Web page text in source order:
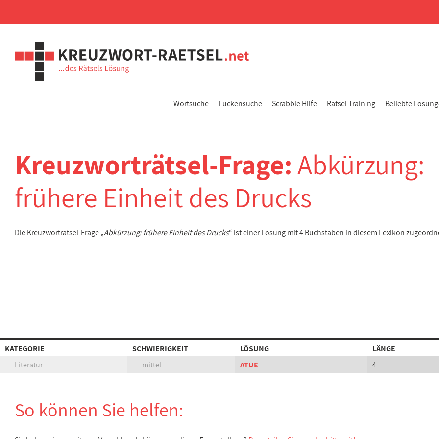
Wortsuche Lückensuche Scrabble Hilfe Rätsel Training Beliebte
Kreuzworträtsel-Frage:Abkürzung:
frühere Einheit des Drucks
Die Kreuzworträtsel-Frage „Abkürzung: frühere Einheit des Drucks“ ist einer Lösung mit 4 Buchstaben in diesem Lexikon
KATEGORIE SCHWIERIGKEIT LÖSUNG
LÄNGE
Literatur
mittel ATUE 4
So können Sie helfen: